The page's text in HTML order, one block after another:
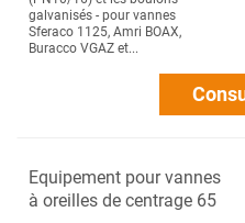
galvanisés - pour vannes
Sferaco 1125, Amri BOAX,
Buracco VGAZ et...
Equipement pour vannes
à oreilles de centrage 65